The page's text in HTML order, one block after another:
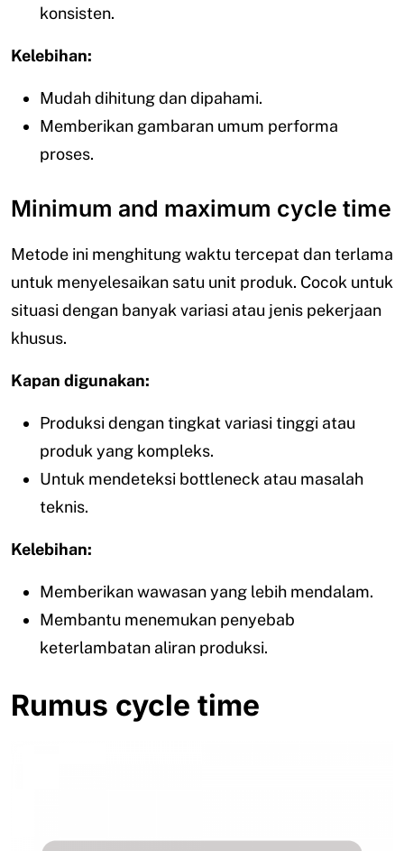
konsisten.
Kelebihan:
Mudah dihitung dan dipahami.
Memberikan gambaran umum performa
proses.
Minimum and maximum cycle time
Metode ini menghitung waktu tercepat dan terlama
untuk menyelesaikan satu unit produk. Cocok untuk
situasi dengan banyak variasi atau jenis pekerjaan
khusus.
Kapan digunakan:
Produksi dengan tingkat variasi tinggi atau
produk yang kompleks.
Untuk mendeteksi bottleneck atau masalah
teknis.
Kelebihan:
Memberikan wawasan yang lebih mendalam.
Membantu menemukan penyebab
keterlambatan aliran produksi.
Rumus cycle time